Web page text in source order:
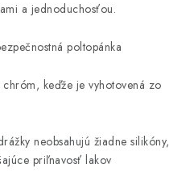
a jednoduchosťou.
poltopánka
keďže je vyhotovená zo
neobsahujú žiadne silikóny,
priľnavosť lakov